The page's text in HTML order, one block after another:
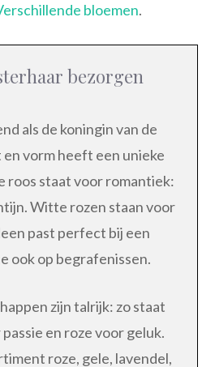
bloemen.
bezorgen
als de koningin van de
vorm heeft een unieke
roos staat voor romantiek:
Witte rozen staan voor
past perfect bij een
ook op begrafenissen.
zijn talrijk: zo staat
en roze voor geluk.
roze, gele, lavendel,